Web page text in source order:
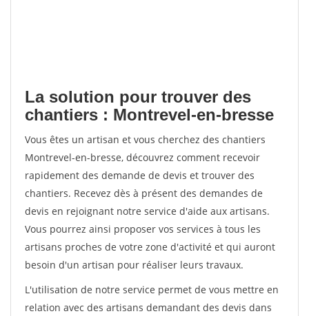
La solution pour trouver des
chantiers : Montrevel-en-bresse
Vous êtes un artisan et vous cherchez des chantiers
Montrevel-en-bresse, découvrez comment recevoir
rapidement des demande de devis et trouver des
chantiers. Recevez dès à présent des demandes de
devis en rejoignant notre service d'aide aux artisans.
Vous pourrez ainsi proposer vos services à tous les
artisans proches de votre zone d'activité et qui auront
besoin d'un artisan pour réaliser leurs travaux.
L'utilisation de notre service permet de vous mettre en
relation avec des artisans demandant des devis dans